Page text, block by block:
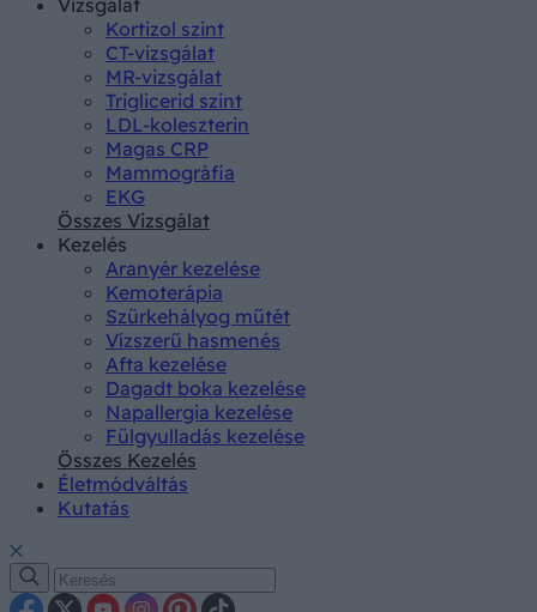
Kortizol szint
CT-vizsgálat
MR-vizsgálat
Triglicerid szint
LDL-koleszterin
Magas CRP
Mammográfia
EKG
Összes Vizsgálat
Kezelés
Aranyér kezelése
Kemoterápia
Szürkehályog műtét
Vízszerű hasmenés
Afta kezelése
Dagadt boka kezelése
Napallergia kezelése
Fülgyulladás kezelése
Összes Kezelés
Életmódváltás
Kutatás